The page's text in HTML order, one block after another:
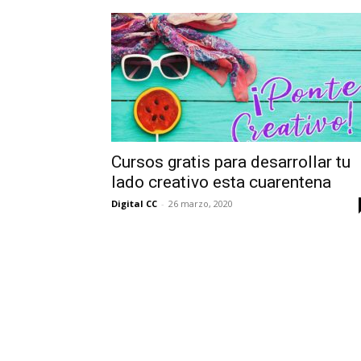
Cursos gratis para desarrollar tu
lado creativo esta cuarentena
Digital CC - 26 marzo, 2020